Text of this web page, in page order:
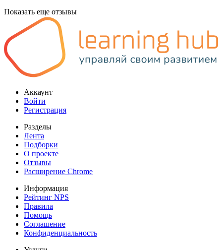
Показать еще отзывы
Аккаунт
Войти
Регистрация
Разделы
Лента
Подборки
О проекте
Отзывы
Расширение Chrome
Информация
Рейтинг NPS
Правила
Помощь
Соглашение
Конфиденциальность